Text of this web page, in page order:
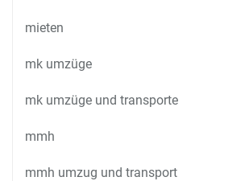
mieten
mk umzüge
mk umzüge und transporte
mmh
mmh umzug und transport